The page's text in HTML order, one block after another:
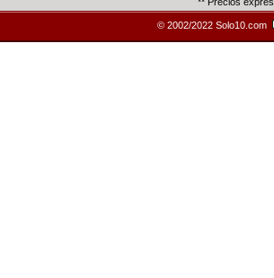
© 2002/2022 Solo10.com